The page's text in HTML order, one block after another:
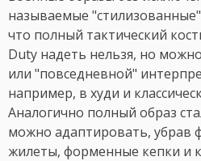
называемые
что полный тактический
Duty надеть нельзя, но
или "повседневной"
например, в худи и
Аналогично полный образ
можно адаптировать, убрав
жилеты, форменные кепки и